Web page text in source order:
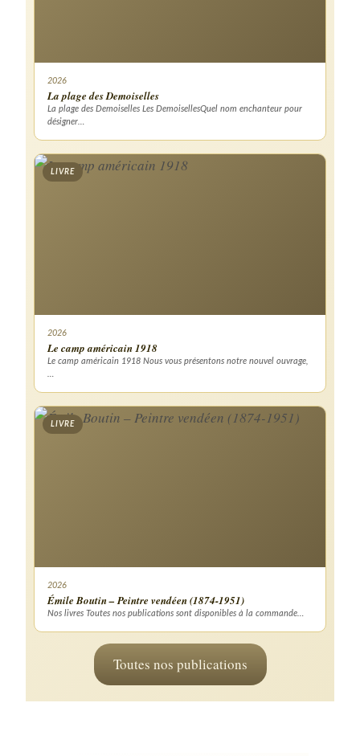
2026
La plage des Demoiselles
La plage des Demoiselles Les DemoisellesQuel nom enchanteur pour
désigner…
LIVRE
2026
Le camp américain 1918
Le camp américain 1918 Nous vous présentons notre nouvel ouvrage,
…
LIVRE
2026
Émile Boutin – Peintre vendéen (1874-1951)
Nos livres Toutes nos publications sont disponibles à la commande…
Toutes nos publications